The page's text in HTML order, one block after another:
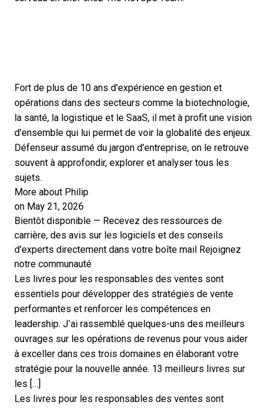
Fort de plus de 10 ans d'expérience en gestion et
opérations dans des secteurs comme la biotechnologie,
la santé, la logistique et le SaaS, il met à profit une vision
d'ensemble qui lui permet de voir la globalité des enjeux.
Défenseur assumé du jargon d'entreprise, on le retrouve
souvent à approfondir, explorer et analyser tous les
sujets.
More about Philip
on May 21, 2026
Bientôt disponible — Recevez des ressources de
carrière, des avis sur les logiciels et des conseils
d'experts directement dans votre boîte mail
Rejoignez
notre communauté
Les livres pour les responsables des ventes sont
essentiels pour développer des stratégies de vente
performantes et renforcer les compétences en
leadership. J’ai rassemblé quelques-uns des meilleurs
ouvrages sur les opérations de revenus pour vous aider
à exceller dans ces trois domaines en élaborant votre
stratégie pour la nouvelle année. 13 meilleurs livres sur
les […]
Les livres pour les responsables des ventes sont